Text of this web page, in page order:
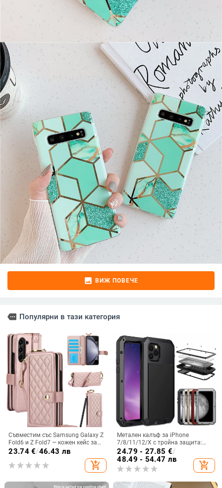
image ВИЖ ПОВЕЧЕ
more Популярни в тази категория
Съвместим със Samsung Galaxy Z
Fold6 и Z Fold7 — кожен кейс за
телефон с слот за стилус,
сгъваем дизайн, елегантен стил, с
каишка за китката, за дами
23.74€/46.43 лв
add_shopping_cart
Метален калъф за iPhone
7/8/11/12/X с тройна защита:
удароустойчив, прахоустойчив и
запечатан
24.79 - 27.85 €/
48.49 - 54.47 лв
add_shopping_cart